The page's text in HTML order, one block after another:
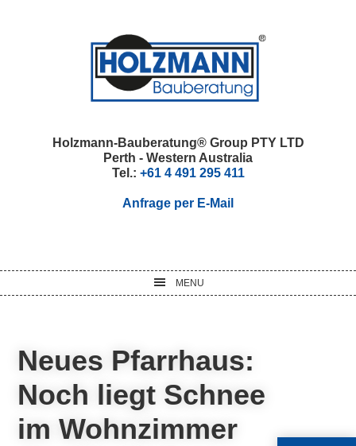
Holzmann-Bauberatung® Group PTY LTD
Perth - Western Australia
Tel.: +61 4 491 295 411
Anfrage per E-Mail
MENU
Neues Pfarrhaus:
Noch liegt Schnee
im Wohnzimmer